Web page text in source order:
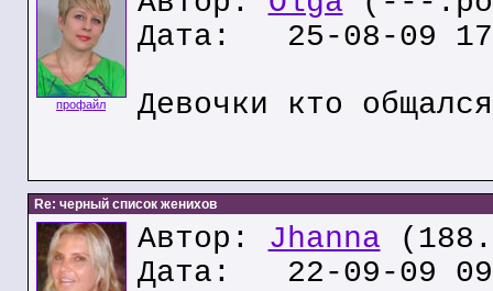
профайл
Дата: 25-08-09
Девочки кто
Re: черный список женихов
Автор: Jhanna
Дата: 22-09-09